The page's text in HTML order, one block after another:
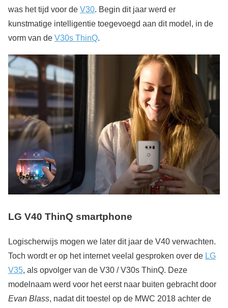
was het tijd voor de V30. Begin dit jaar werd er
kunstmatige intelligentie toegevoegd aan dit model, in de
vorm van de V30s ThinQ.
LG V40 ThinQ smartphone
Logischerwijs mogen we later dit jaar de V40 verwachten.
Toch wordt er op het internet veelal gesproken over de LG
V35, als opvolger van de V30 / V30s ThinQ. Deze
modelnaam werd voor het eerst naar buiten gebracht door
Evan Blass, nadat dit toestel op de MWC 2018 achter de